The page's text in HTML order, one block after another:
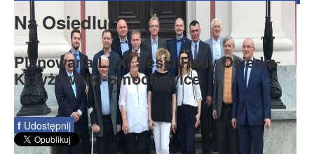
Rada Seniorów
Na Osiedlu
Planowana LXXI Sesja Rady Osiedla
Krzyżowniki-Smochowice
f Udostępnij